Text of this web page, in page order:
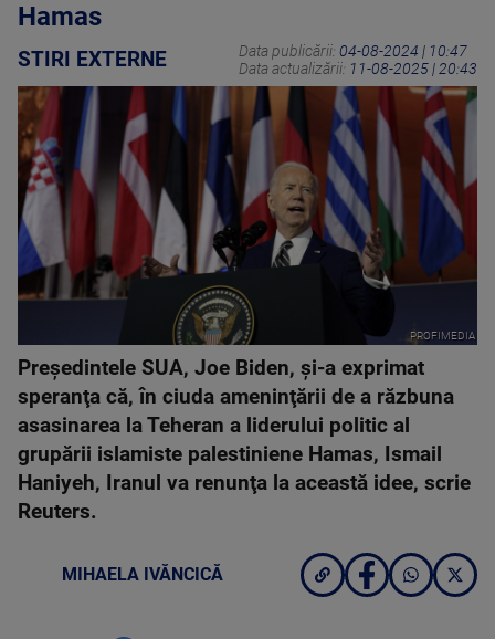
Hamas
STIRI EXTERNE Data publicării: 04-08-2024 | 10:47
Data actualizării: 11-08-2025 | 20:43
PROFIMEDIA
Preşedintele SUA, Joe Biden, şi-a exprimat
speranţa că, în ciuda ameninţării de a răzbuna
asasinarea la Teheran a liderului politic al
grupării islamiste palestiniene Hamas, Ismail
Haniyeh, Iranul va renunţa la această idee, scrie
Reuters.
MIHAELA IVĂNCICĂ